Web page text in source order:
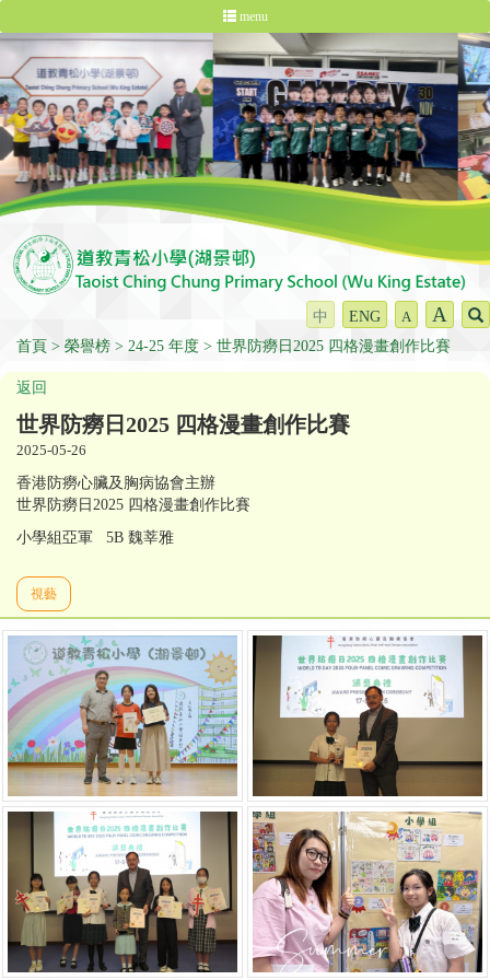
menu
中 ENG A A
首頁 榮譽榜 24-25 年度 世界防癆日2025 四格漫畫創作比賽
返回
世界防癆日2025 四格漫畫創作比賽
2025-05-26
香港防癆心臟及胸病協會主辦
世界防癆日2025 四格漫畫創作比賽
小學組亞軍 5B 魏莘雅
視藝